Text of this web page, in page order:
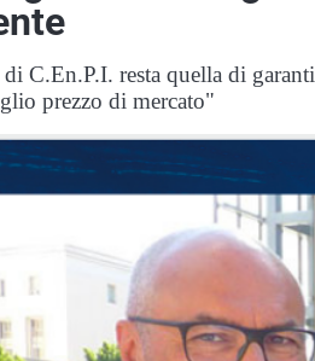
C.En.P.I. resta quella di
prezzo di mercato"